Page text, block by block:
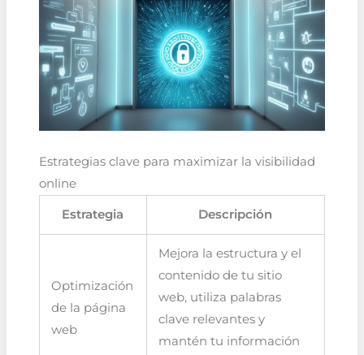
Estrategias clave para maximizar la visibilidad
online
Estrategia Descripción
Optimización
de la página
web
Mejora la estructura y el
contenido de tu sitio
web, utiliza palabras
clave relevantes y
mantén tu información